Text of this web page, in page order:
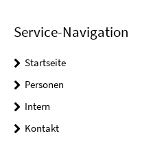
Service-Navigation
Startseite
Personen
Intern
Kontakt